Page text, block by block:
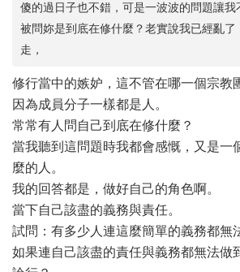
傻的過日子也不錯，可是一波波的問題讓我
被問妳是到底在修什麼？老實說我已經亂
走，
修行當中的嫉妒，這不管在哪一個宗教
因為成員分子一樣都是人。
常常有人問自己到底在修什麼？
當我聽到這問題時我都會感慨，又是一
麼的人。
我的回答都是，做好自己的角色啊。
當下自己該盡的義務與責任。
試問：有多少人連這麼簡單的義務都無
如果連自己該盡的責任與義務都無法做